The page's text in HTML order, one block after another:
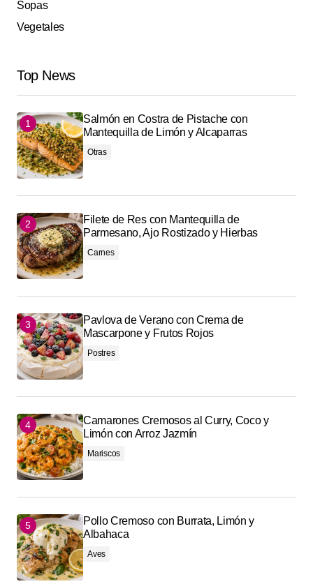
Sopas
Vegetales
Top News
Salmón en Costra de Pistache con
Mantequilla de Limón y Alcaparras
Otras
Filete de Res con Mantequilla de
Parmesano, Ajo Rostizado y Hierbas
Carnes
Pavlova de Verano con Crema de
Mascarpone y Frutos Rojos
Postres
Camarones Cremosos al Curry, Coco y
Limón con Arroz Jazmín
Mariscos
Pollo Cremoso con Burrata, Limón y
Albahaca
Aves